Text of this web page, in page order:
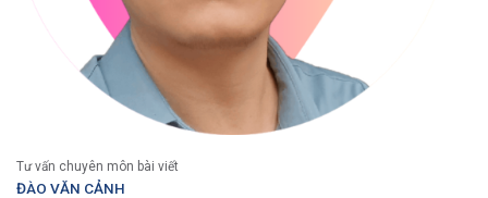
Tư vấn chuyên môn bài viết
ĐÀO VĂN CẢNH